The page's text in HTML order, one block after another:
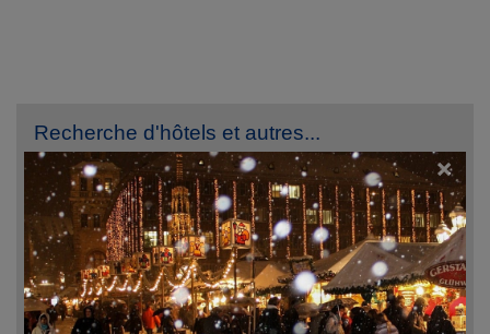
Recherche d'hôtels et autres...
Destination
Du
lun. 10 août 2026
Au
mar. 11 août 2026
×